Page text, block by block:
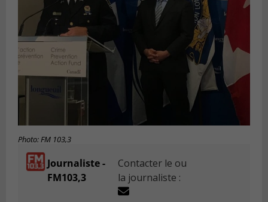
Photo: FM 103,3
Journaliste -
FM103,3
Contacter le ou
la journaliste :